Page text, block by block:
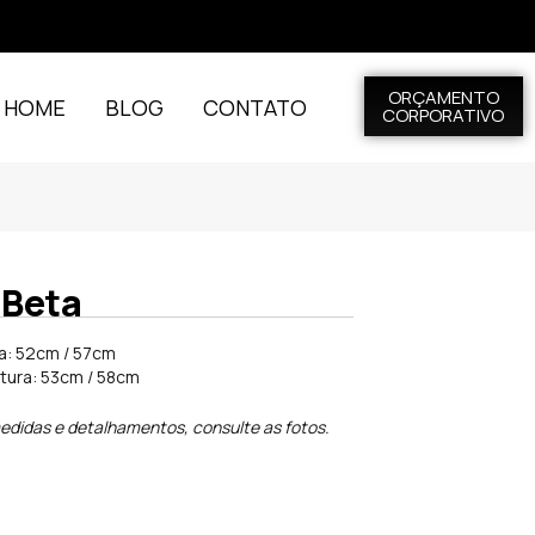
BLOG CONTATO ORÇAMENTO
CORPORATIVO
52cm / 57cm
53cm / 58cm
e detalhamentos, consulte as fotos.